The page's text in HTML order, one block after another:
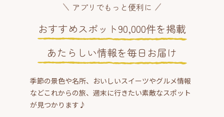
アプリでもっと便利に
おすすめスポット90,000件を掲載
あたらしい情報を毎日お届け
季節の景色や名所、おいしいスイーツやグルメ情報
などこれからの旅、週末に行きたい素敵なスポット
が見つかります♪